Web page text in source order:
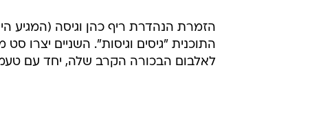
הזמרת הנהדרת ריף כהן וגיסה (המגיע
התוכנית "גיסים וגיסות". השניים יצרו
לאלבום הבכורה הקרב שלה, יחד עם